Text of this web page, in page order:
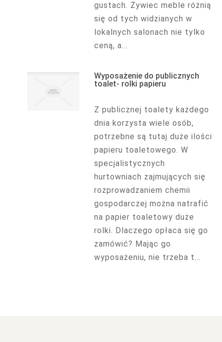
gustach. Żywiec meble różnią
się od tych widzianych w
lokalnych salonach nie tylko
ceną, a...
Wyposażenie do publicznych
toalet- rolki papieru
Z publicznej toalety każdego
dnia korzysta wiele osób,
potrzebne są tutaj duże ilości
papieru toaletowego. W
specjalistycznych
hurtowniach zajmujących się
rozprowadzaniem chemii
gospodarczej można natrafić
na papier toaletowy duże
rolki. Dlaczego opłaca się go
zamówić? Mając go
wyposażeniu, nie trzeba t...